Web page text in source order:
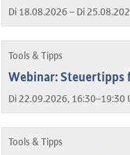
Di 18.08.2026 – Di
Tools & Tipps
Webinar: Steuertipps
Di 22.09.2026, 16:30–19:30
Tools & Tipps